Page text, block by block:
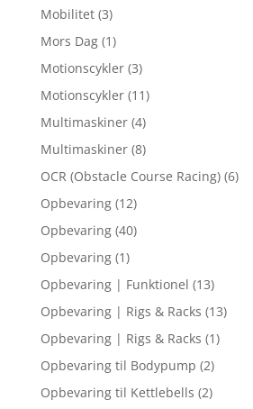
Mobilitet (3)
Mors Dag (1)
Motionscykler (3)
Motionscykler (11)
Multimaskiner (4)
Multimaskiner (8)
OCR (Obstacle Course Racing) (6)
Opbevaring (12)
Opbevaring (40)
Opbevaring (1)
Opbevaring | Funktionel (13)
Opbevaring | Rigs & Racks (13)
Opbevaring | Rigs & Racks (1)
Opbevaring til Bodypump (2)
Opbevaring til Kettlebells (2)